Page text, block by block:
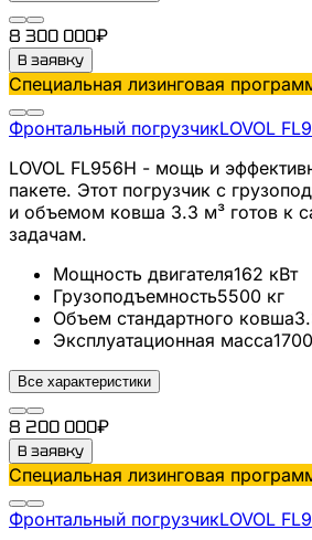
8 300 000₽
В заявку
Специальная лизинговая
Фронтальный погрузчикLOVOL
LOVOL FL956H - мощь и
пакете. Этот погрузчик с
и объемом ковша 3.3 м³ готов к
задачам.
Мощность двигателя162 кВт
Грузоподъемность5500 кг
Объем стандартного ковша
Эксплуатационная масса
Все характеристики
8 200 000₽
В заявку
Специальная лизинговая
Фронтальный погрузчикLOVOL